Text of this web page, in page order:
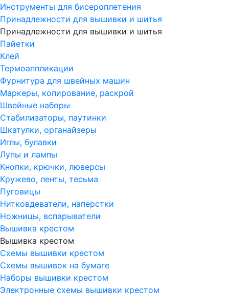
Инструменты для бисероплетения
Принадлежности для вышивки и шитья
Принадлежности для вышивки и шитья
Пайетки
Клей
Термоаппликации
Фурнитура для швейных машин
Маркеры, копирование, раскрой
Швейные наборы
Стабилизаторы, паутинки
Шкатулки, органайзеры
Иглы, булавки
Лупы и лампы
Кнопки, крючки, люверсы
Кружево, ленты, тесьма
Пуговицы
Нитковдеватели, наперстки
Ножницы, вспарыватели
Вышивка крестом
Вышивка крестом
Схемы вышивки крестом
Схемы вышивок на бумаге
Наборы вышивки крестом
Электронные схемы вышивки крестом